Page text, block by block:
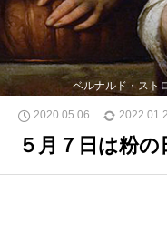
ベルナルド・スト
2020.05.06
５月７日は粉の